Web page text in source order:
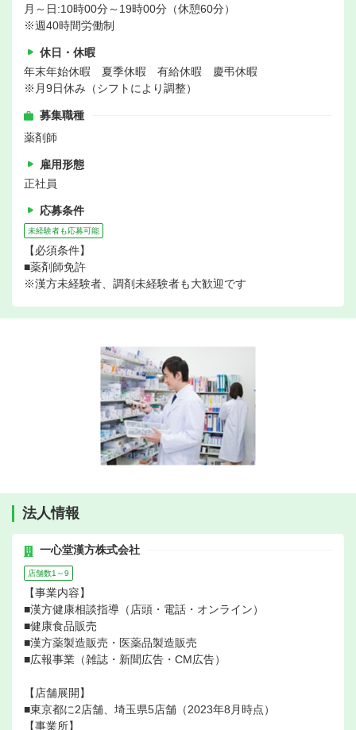
月～日:10時00分～19時00分（休憩60分）
※週40時間労働制
休日・休暇
年末年始休暇 夏季休暇 有給休暇 慶弔休暇
※月9日休み（シフトにより調整）
募集職種
薬剤師
雇用形態
正社員
応募条件
未経験者も応募可能
【必須条件】
■薬剤師免許
※漢方未経験者、調剤未経験者も大歓迎です
法人情報
一心堂漢方株式会社
店舗数1～9
【事業内容】
■漢方健康相談指導（店頭・電話・オンライン）
■健康食品販売
■漢方薬製造販売・医薬品製造販売
■広報事業（雑誌・新聞広告・CM広告）
【店舗展開】
■東京都に2店舗、埼玉県5店舗（2023年8月時点）
【事業所】